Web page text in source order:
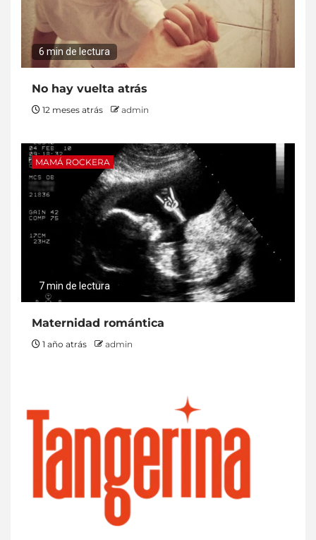
6 min de lectura
No hay vuelta atrás
12 meses atrás admin
MAMÁ ROCKERA
7 min de lectura
Maternidad romántica
1 año atrás admin